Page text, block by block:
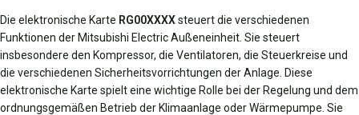
Die elektronische Karte RG00XXXXsteuert die verschiedenen
Funktionen der Mitsubishi Electric Außeneinheit. Sie steuert
insbesondere den Kompressor, die Ventilatoren, die Steuerkreise und
die verschiedenen Sicherheitsvorrichtungen der Anlage. Diese
elektronische Karte spielt eine wichtige Rolle bei der Regelung und dem
ordnungsgemäßen Betrieb der Klimaanlage oder Wärmepumpe. Sie